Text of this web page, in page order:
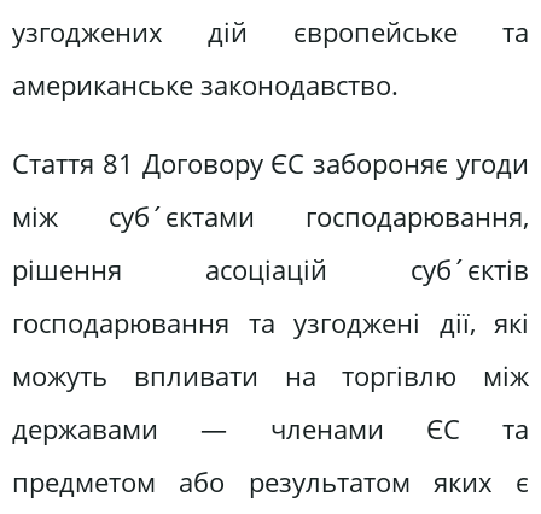
узгоджених дій європейське та
американське законодавство.
Стаття 81 Договору ЄС забороняє угоди
між суб´єктами господарювання,
рішення асоціацій суб´єктів
господарювання та узгоджені дії, які
можуть впливати на торгівлю між
державами — членами ЄС та
предметом або результатом яких є